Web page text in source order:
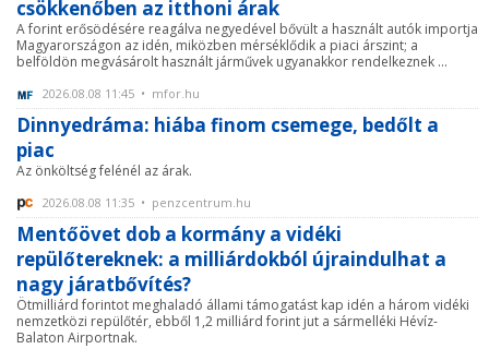
csökkenőben az itthoni árak
A forint erősödésére reagálva negyedével bővült a használt autók importja
Magyarországon az idén, miközben mérséklődik a piaci árszint; a
belföldön megvásárolt használt járművek ugyanakkor rendelkeznek ...
2026.08.08 11:45 • mfor.hu
Dinnyedráma: hiába finom csemege, bedőlt a
piac
Az önköltség felénél az árak.
2026.08.08 11:35 • penzcentrum.hu
Mentőövet dob a kormány a vidéki
repülőtereknek: a milliárdokból újraindulhat a
nagy járatbővítés?
Ötmilliárd forintot meghaladó állami támogatást kap idén a három vidéki
nemzetközi repülőtér, ebből 1,2 milliárd forint jut a sármelléki Hévíz-
Balaton Airportnak.